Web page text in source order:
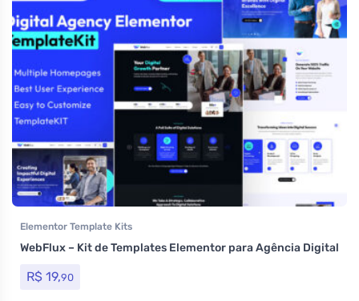
Elementor Template Kits
WebFlux – Kit de Templates Elementor para Agência Digital
R$ 19,90